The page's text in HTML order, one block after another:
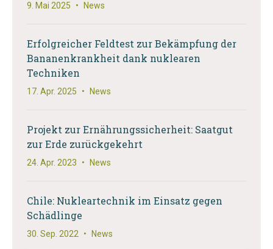
9. Mai 2025 • News
Erfolgreicher Feldtest zur Bekämpfung der
Bananenkrankheit dank nuklearen
Techniken
17. Apr. 2025 • News
Projekt zur Ernährungssicherheit: Saatgut
zur Erde zurückgekehrt
24. Apr. 2023 • News
Chile: Nukleartechnik im Einsatz gegen
Schädlinge
30. Sep. 2022 • News